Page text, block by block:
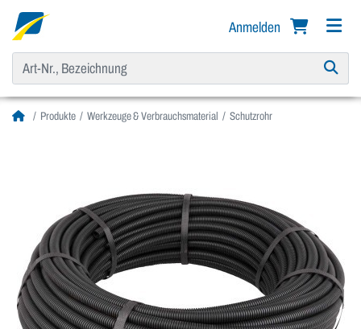
Anmelden
Produkte Werkzeuge & Verbrauchsmaterial Schutzrohr